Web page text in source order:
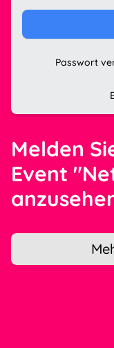
Passwort
Melden
Event